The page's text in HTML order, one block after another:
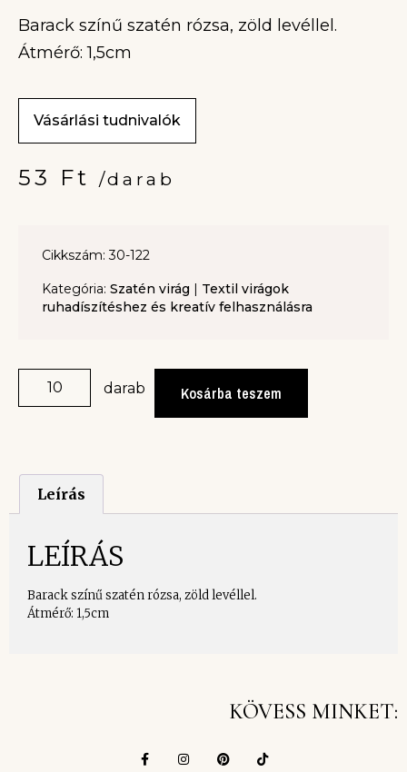
Barack színű szatén rózsa, zöld levéllel.
Átmérő: 1,5cm
Vásárlási tudnivalók
53 Ft /darab
Cikkszám: 30-122
Kategória: Szatén virág | Textil virágok
ruhadíszítéshez és kreatív felhasználásra
darab Kosárba teszem
Leírás
LEÍRÁS
Barack színű szatén rózsa, zöld levéllel.
Átmérő: 1,5cm
KÖVESS MINKET: